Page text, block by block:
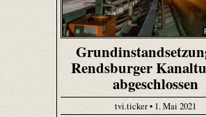
Rendsburger
abgeschlossen
tvi.ticker • 1. Mai 2021